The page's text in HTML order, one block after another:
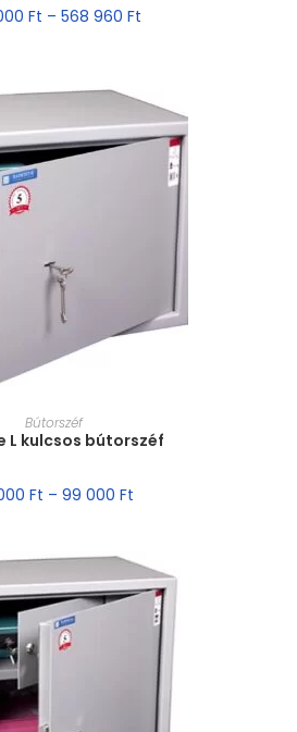
Ft – 568 960 Ft
VÁLASZTÁSA
Bútorszéf
L kulcsos bútorszéf
Ft – 99 000 Ft